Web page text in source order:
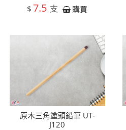
$ 7.5 支 購買
原木三角塗頭鉛筆 UT-
J120